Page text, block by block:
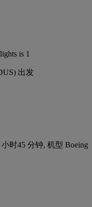
is 1
出发
时45 分钟, 机型 Boeing